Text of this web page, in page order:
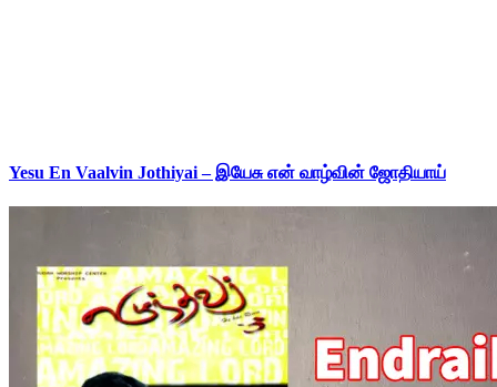
Yesu En Vaalvin Jothiyai – இயேசு என் வாழ்வின் ஜோதியாய்